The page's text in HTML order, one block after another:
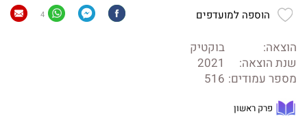
הוספה למועדפים 4
הוצאה:
בוקטיק
שנת הוצאה:
2021
מספר עמודים: 516
פרק ראשון